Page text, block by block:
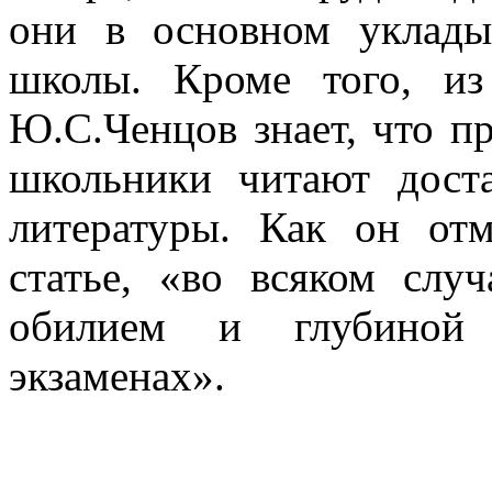
они в основном
школы. Кроме того, из
Ю.С.Ченцов знает, что
школьники читают
литературы. Как он
статье, «во всяком
обилием и глубиной
экзаменах».